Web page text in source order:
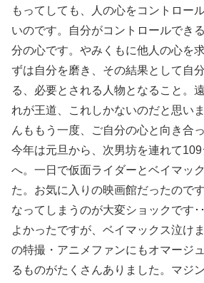
もってしても、人の心をコントロー
いのです。自分がコントロールでき
分の心です。やみくもに他人の心を
ずは自分を磨き、その結果として自
る、必要とされる人物となること。
れが王道、これしかないのだと思い
んももう一度、ご自分の心と向き合
今年は元旦から、次男坊を連れて
へ。一日で仮面ライダーとベイマッ
た。お気に入りの映画館だったので
なってしまうのが大変ショックです･
よかったですが、ベイマックス泣け
の特撮・アニメファンにもオマージ
るものがたくさんありました。マジ